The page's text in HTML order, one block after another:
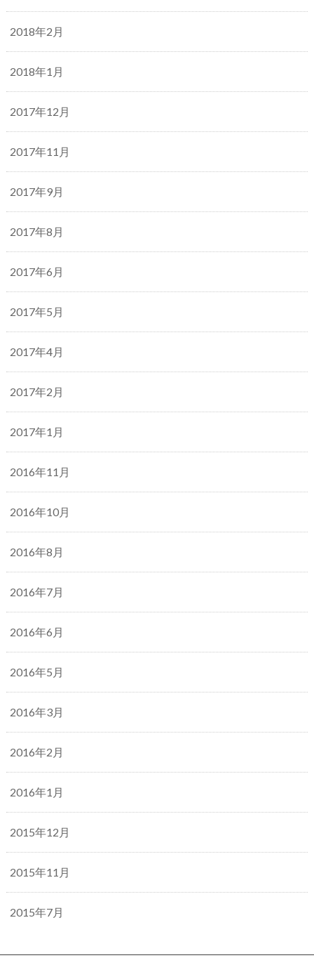
2018年2月
2018年1月
2017年12月
2017年11月
2017年9月
2017年8月
2017年6月
2017年5月
2017年4月
2017年2月
2017年1月
2016年11月
2016年10月
2016年8月
2016年7月
2016年6月
2016年5月
2016年3月
2016年2月
2016年1月
2015年12月
2015年11月
2015年7月